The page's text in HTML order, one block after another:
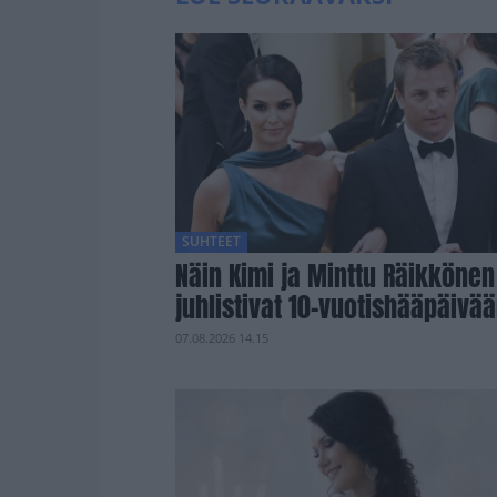
SUHTEET
Näin Kimi ja Minttu Räikkönen
juhlistivat 10-
07.08.2026 14.15